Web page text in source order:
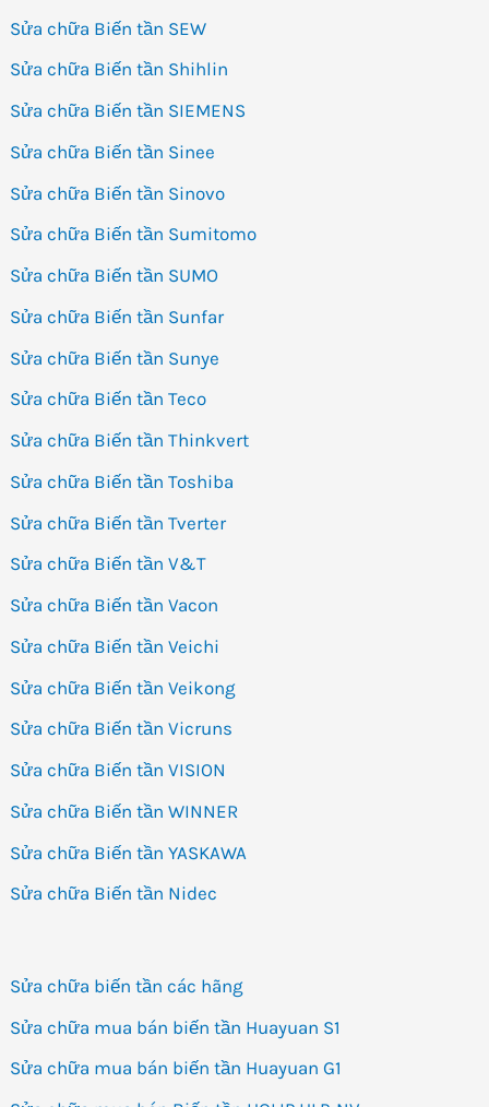
Sửa chữa Biến tần SEW
Sửa chữa Biến tần Shihlin
Sửa chữa Biến tần SIEMENS
Sửa chữa Biến tần Sinee
Sửa chữa Biến tần Sinovo
Sửa chữa Biến tần Sumitomo
Sửa chữa Biến tần SUMO
Sửa chữa Biến tần Sunfar
Sửa chữa Biến tần Sunye
Sửa chữa Biến tần Teco
Sửa chữa Biến tần Thinkvert
Sửa chữa Biến tần Toshiba
Sửa chữa Biến tần Tverter
Sửa chữa Biến tần V&T
Sửa chữa Biến tần Vacon
Sửa chữa Biến tần Veichi
Sửa chữa Biến tần Veikong
Sửa chữa Biến tần Vicruns
Sửa chữa Biến tần VISION
Sửa chữa Biến tần WINNER
Sửa chữa Biến tần YASKAWA
Sửa chữa Biến tần Nidec
Sửa chữa biến tần các hãng
Sửa chữa mua bán biến tần Huayuan S1
Sửa chữa mua bán biến tần Huayuan G1